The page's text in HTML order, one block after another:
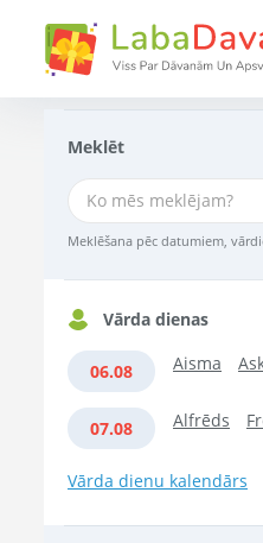
Meklēt
Meklēšana pēc datumiem,
Vārda dienas
06.08 Aisma
07.08 Alfrēds
Vārda dienu kalendārs